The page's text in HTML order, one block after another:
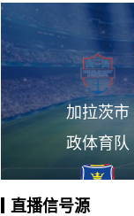
加拉茨市
政体育队
直播信号源